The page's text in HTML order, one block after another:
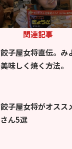
関連記事
餃子屋女将直伝。み
美味しく焼く方法。
餃子屋女将がオスス
さん5選